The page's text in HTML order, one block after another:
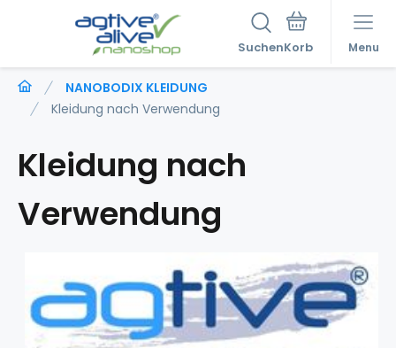
Suchen Menu
NANOBODIX KLEIDUNG
Kleidung nach Verwendung
Kleidung nach
Verwendung